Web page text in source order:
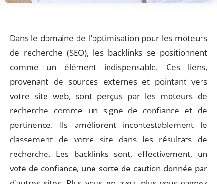
Dans le domaine de l’optimisation pour les moteurs
de recherche (SEO), les backlinks se positionnent
comme un élément indispensable. Ces liens,
provenant de sources externes et pointant vers
votre site web, sont perçus par les moteurs de
recherche comme un signe de confiance et de
pertinence. Ils améliorent incontestablement le
classement de votre site dans les résultats de
recherche. Les backlinks sont, effectivement, un
vote de confiance, une sorte de caution donnée par